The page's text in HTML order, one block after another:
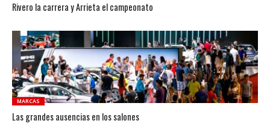
Rivero la carrera y Arrieta el campeonato
MARCAS
Las grandes ausencias en los salones